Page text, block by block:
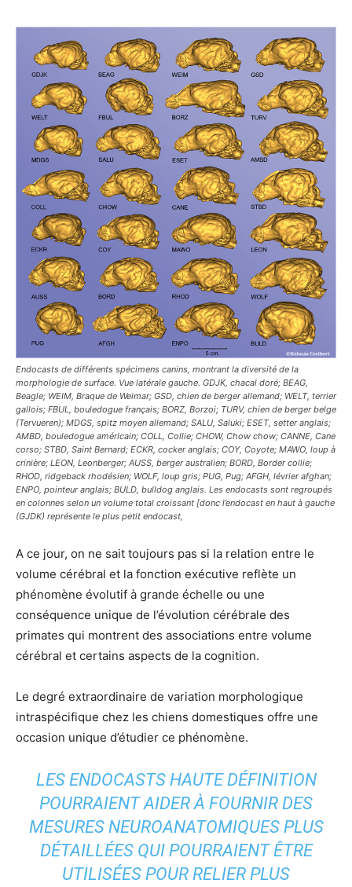
Endocasts de différents spécimens canins, montrant la diversité de la
morphologie de surface. Vue latérale gauche. GDJK, chacal doré; BEAG,
Beagle; WEIM, Braque de Weimar; GSD, chien de berger allemand; WELT, terrier
gallois; FBUL, bouledogue français; BORZ, Borzoi; TURV, chien de berger belge
(Tervueren); MDGS, spitz moyen allemand; SALU, Saluki; ESET, setter anglais;
AMBD, bouledogue américain; COLL, Collie; CHOW, Chow chow; CANNE, Cane
corso; STBD, Saint Bernard; ECKR, cocker anglais; COY, Coyote; MAWO, loup à
crinière; LEON, Leonberger; AUSS, berger australien; BORD, Border collie;
RHOD, ridgeback rhodésien; WOLF, loup gris; PUG, Pug; AFGH, lévrier afghan;
ENPO, pointeur anglais; BULD, bulldog anglais. Les endocasts sont regroupés
en colonnes selon un volume total croissant [donc l’endocast en haut à gauche
(GJDK) représente le plus petit endocast,
A ce jour, on ne sait toujours pas si la relation entre le
volume cérébral et la fonction exécutive reflète un
phénomène évolutif à grande échelle ou une
conséquence unique de l’évolution cérébrale des
primates qui montrent des associations entre volume
cérébral et certains aspects de la cognition.
Le degré extraordinaire de variation morphologique
intraspécifique chez les chiens domestiques offre une
occasion unique d’étudier ce phénomène.
LES ENDOCASTS HAUTE DÉFINITION
POURRAIENT AIDER À FOURNIR DES
MESURES NEUROANATOMIQUES PLUS
DÉTAILLÉES QUI POURRAIENT ÊTRE
UTILISÉES POUR RELIER PLUS